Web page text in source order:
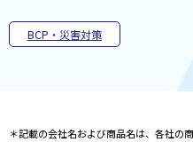
く
BCP・災害対策
＊記載の会社名および商品名は、各社の